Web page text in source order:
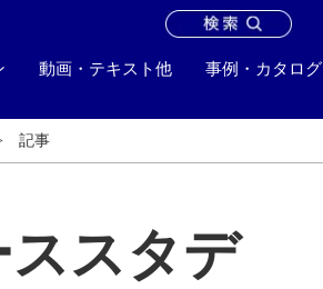
動画・テキスト他 事例・カタログ
お問い合わせ
記事
スタデ